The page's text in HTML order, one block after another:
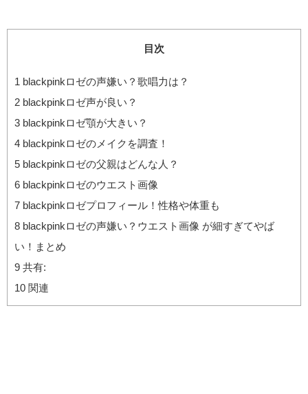
目次
1 blackpinkロゼの声嫌い？歌唱力は？
2 blackpinkロゼ声が良い？
3 blackpinkロゼ顎が大きい？
4 blackpinkロゼのメイクを調査！
5 blackpinkロゼの父親はどんな人？
6 blackpinkロゼのウエスト画像
7 blackpinkロゼプロフィール！性格や体重も
8 blackpinkロゼの声嫌い？ウエスト画像 が細すぎてやば
い！まとめ
9 共有:
10 関連